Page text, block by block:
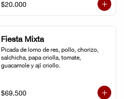
$20.000
Fiesta Mixta
Picada de lomo de res, pollo, chorizo,
salchicha, papa criolla, tomate,
guacamole y ají criollo.
$69.500